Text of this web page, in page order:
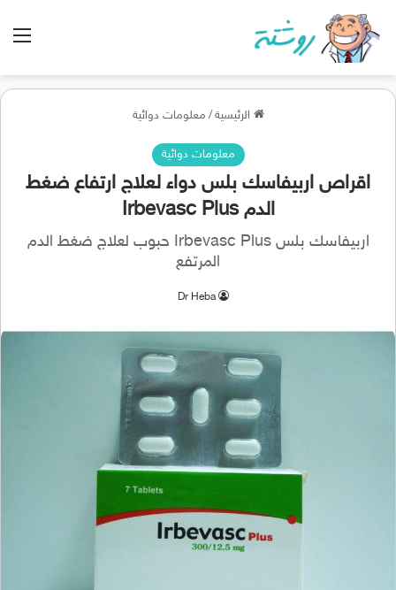
الرئيسية / معلومات دوائية
معلومات دوائية
اقراص اربيفاسك بلس دواء لعلاج ارتفاع ضغط
الدم Irbevasc Plus
اربيفاسك بلس Irbevasc Plus حبوب لعلاج ضغط الدم
المرتفع
Dr Heba